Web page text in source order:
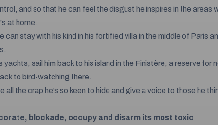
and so that he can feel the disgust he inspires in the areas
at home.
can stay with his kind in his fortified villa in the middle of Paris
yachts, sail him back to his island in the Finistère, a reserve for
to bird-watching there.
all the crap he's so keen to hide and give a voice to those he
blockade, occupy and disarm its most toxic